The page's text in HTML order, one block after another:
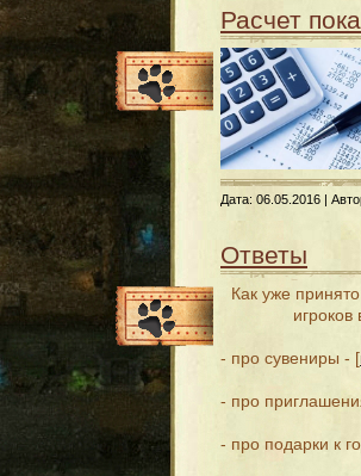
Расчет
Дата: 06.05.2016 |
Ответы
Как уже
игроков
- про сувениры - [
- про
- про подарки к